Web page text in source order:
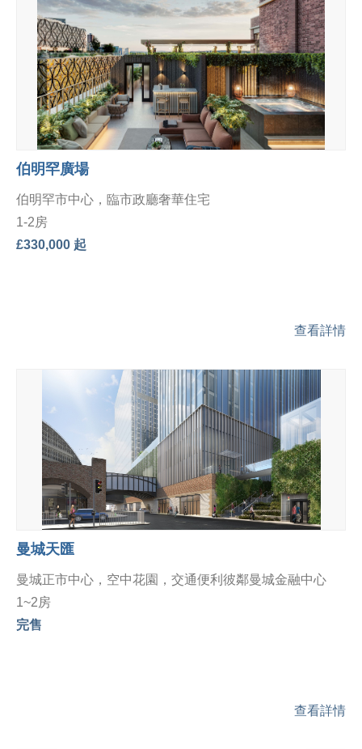
伯明罕廣場
伯明罕市中心，臨市政廳奢華住宅
1-2房
£330,000 起
查看詳情
曼城天匯
曼城正市中心，空中花園，交通便利彼鄰曼城金融中心
1~2房
完售
查看詳情